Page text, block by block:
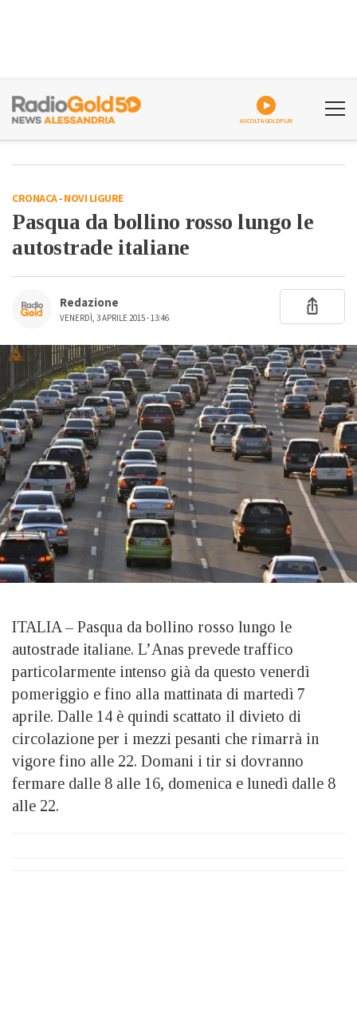
ASCOLTA GOLDPLAY
CRONACA-NOVI LIGURE
Pasqua da bollino rosso lungo le
autostrade italiane
Redazione
VENERDÌ, 3 APRILE 2015 - 13:46
ITALIA – Pasqua da bollino rosso lungo le
autostrade italiane. L’Anas prevede traffico
particolarmente intenso già da questo venerdì
pomeriggio e fino alla mattinata di martedì 7
aprile. Dalle 14 è quindi scattato il divieto di
circolazione per i mezzi pesanti che rimarrà in
vigore fino alle 22. Domani i tir si dovranno
fermare dalle 8 alle 16, domenica e lunedì dalle 8
alle 22.